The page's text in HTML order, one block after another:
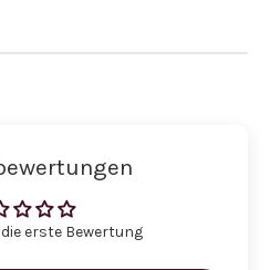
erste Bewertung